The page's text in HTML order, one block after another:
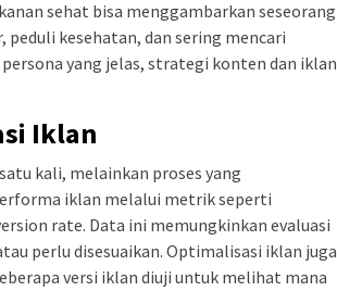
sehat bisa menggambarkan seseorang
peduli kesehatan, dan sering mencari
yang jelas, strategi konten dan iklan
Iklan
kali, melainkan proses yang
iklan melalui metrik seperti
rate. Data ini memungkinkan evaluasi
perlu disesuaikan. Optimalisasi iklan juga
versi iklan diuji untuk melihat mana